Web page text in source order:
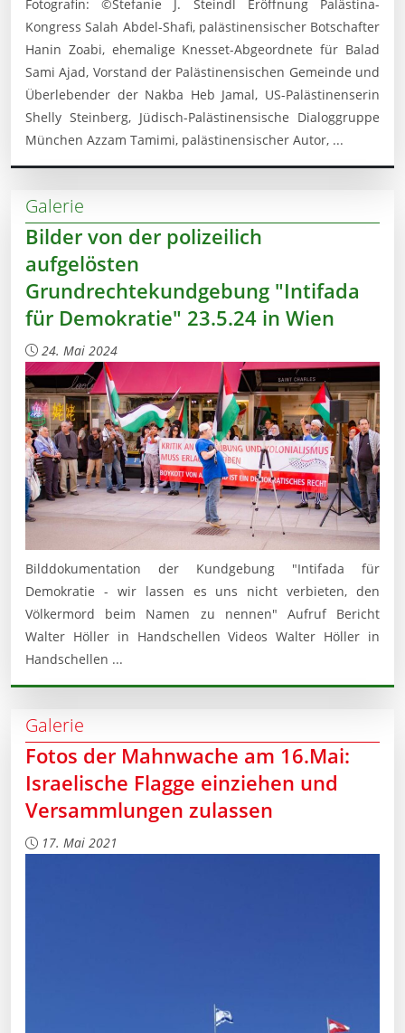
Fotografin: ©Stefanie J. Steindl Eröffnung Palästina-
Kongress Salah Abdel-Shafi, palästinensischer Botschafter
Hanin Zoabi, ehemalige Knesset-Abgeordnete für Balad
Sami Ajad, Vorstand der Palästinensischen Gemeinde und
Überlebender der Nakba Heb Jamal, US-Palästinenserin
Shelly Steinberg, Jüdisch-Palästinensische Dialoggruppe
München Azzam Tamimi, palästinensischer Autor, ...
Galerie
Bilder von der polizeilich
aufgelösten
Grundrechtekundgebung "Intifada
für Demokratie" 23.5.24 in Wien
24. Mai 2024
Bilddokumentation der Kundgebung "Intifada für
Demokratie - wir lassen es uns nicht verbieten, den
Völkermord beim Namen zu nennen" Aufruf Bericht
Walter Höller in Handschellen Videos Walter Höller in
Handschellen ...
Galerie
Fotos der Mahnwache am 16.Mai:
Israelische Flagge einziehen und
Versammlungen zulassen
17. Mai 2021